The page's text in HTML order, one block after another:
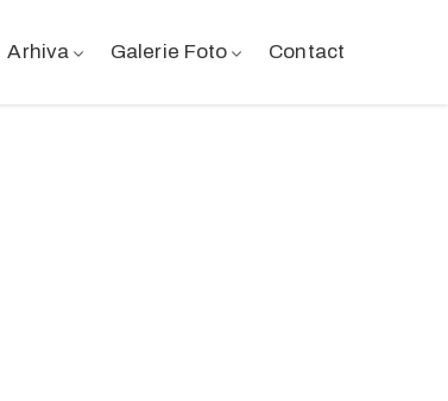
Arhiva Galerie Foto Contact